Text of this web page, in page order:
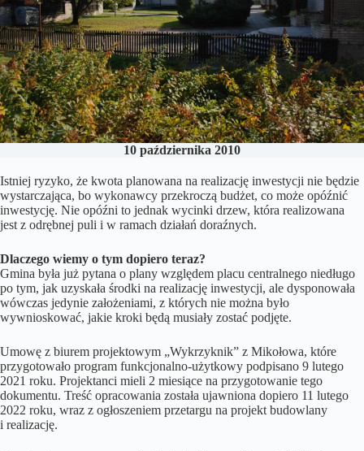
10 października 2010
Istniej ryzyko, że kwota planowana na realizację inwestycji nie będzie
wystarczająca, bo wykonawcy przekroczą budżet, co może opóźnić
inwestycję. Nie opóźni to jednak wycinki drzew, która realizowana
jest z odrębnej puli i w ramach działań doraźnych.
Dlaczego wiemy o tym dopiero teraz?
Gmina była już pytana o plany względem placu centralnego niedługo
po tym, jak uzyskała środki na realizację inwestycji, ale dysponowała
wówczas jedynie założeniami, z których nie można było
wywnioskować, jakie kroki będą musiały zostać podjęte.
Umowę z biurem projektowym „Wykrzyknik” z Mikołowa, które
przygotowało program funkcjonalno-użytkowy podpisano 9 lutego
2021 roku. Projektanci mieli 2 miesiące na przygotowanie tego
dokumentu. Treść opracowania została ujawniona dopiero 11 lutego
2022 roku, wraz z ogłoszeniem przetargu na projekt budowlany
i realizację.